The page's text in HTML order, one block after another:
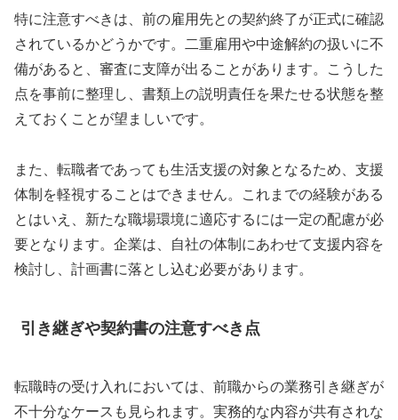
特に注意すべきは、前の雇用先との契約終了が正式に確認
されているかどうかです。二重雇用や中途解約の扱いに不
備があると、審査に支障が出ることがあります。こうした
点を事前に整理し、書類上の説明責任を果たせる状態を整
えておくことが望ましいです。
また、転職者であっても生活支援の対象となるため、支援
体制を軽視することはできません。これまでの経験がある
とはいえ、新たな職場環境に適応するには一定の配慮が必
要となります。企業は、自社の体制にあわせて支援内容を
検討し、計画書に落とし込む必要があります。
引き継ぎや契約書の注意すべき点
転職時の受け入れにおいては、前職からの業務引き継ぎが
不十分なケースも見られます。実務的な内容が共有されな